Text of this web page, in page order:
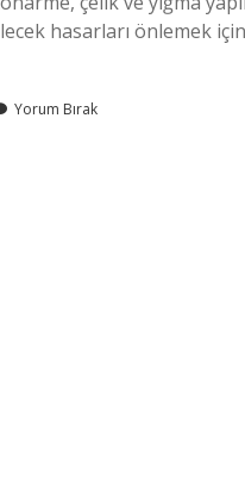
hasarları önlemek
Yorum Bırak